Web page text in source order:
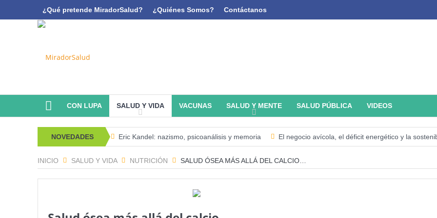
¿Qué pretende MiradorSalud? ¿Quiénes Somos? Contáctanos
CON LUPA SALUD Y VIDA VACUNAS SALUD Y MENTE SALUD PÚBLICA VIDEOS
NOVEDADES Eric Kandel: nazismo, psicoanálisis y memoria El negocio avícola, el déficit energético y la
Estado de la Seguridad Alimentaria y Nutrición en el Mundo (SOFI) 2025: ¿Realidad estadística o
¿Los 20 años de regalo? Parte II
INICIO SALUD Y VIDA NUTRICIÓN SALUD ÓSEA MÁS ALLÁ DEL CALCIO…